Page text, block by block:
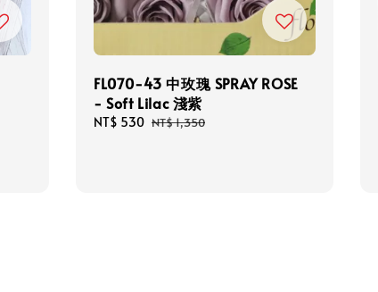
FL070-43 中玫瑰 SPRAY ROSE
- Soft Lilac 淺紫
Sale
NT$ 530 Regular
NT$ 1,350